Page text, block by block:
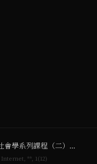
INS國際講座 17# | 網絡社會學系列課程（二）：認同的力量
**, 1(12)